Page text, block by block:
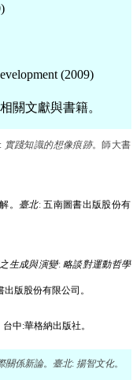
(2009)
關文獻與書籍。
: 實踐知識的想像痕跡。師大書
。 臺北:五南圖書出版股份有
生成與演變: 略談對運動哲學
出版股份有限公司。
台中:華格納出版社。
關係新論。 臺北: 揚智文化。